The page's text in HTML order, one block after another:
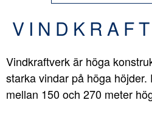
VINDKRAFT
Vindkraftverk är höga
starka vindar på höga höjder.
mellan 150 och 270 meter